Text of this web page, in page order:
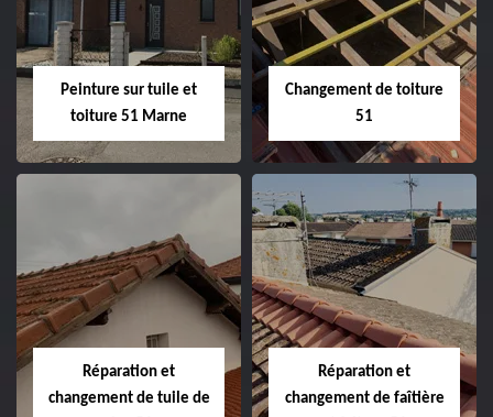
Peinture sur tuile et
toiture 51 Marne
Peinture sur tuile
et toiture 51
Marne
Changement de toiture
51
Changement de
toiture 51
Réparation et
changement de tuile de
Réparation et
changement de faîtière